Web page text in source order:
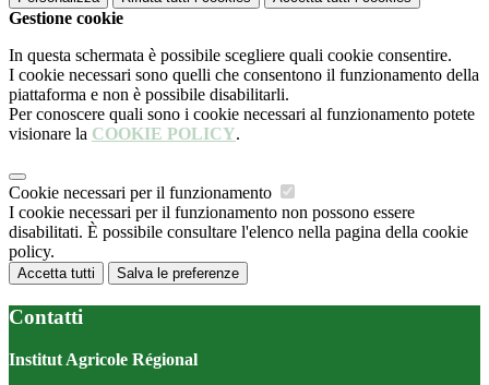
Gestione cookie
In questa schermata è possibile scegliere quali cookie consentire.
I cookie necessari sono quelli che consentono il funzionamento della
piattaforma e non è possibile disabilitarli.
Per conoscere quali sono i cookie necessari al funzionamento potete
visionare la COOKIE POLICY.
Cookie necessari per il funzionamento
I cookie necessari per il funzionamento non possono essere
disabilitati. È possibile consultare l'elenco nella pagina della cookie
policy.
Accetta tutti Salva le preferenze
Contatti
Institut Agricole Régional